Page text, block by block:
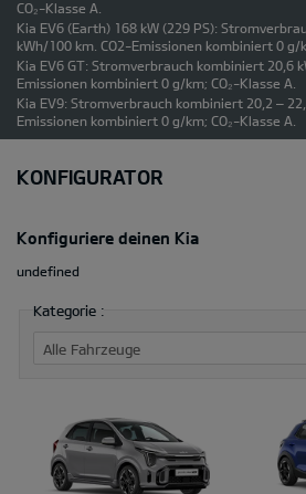
CO₂-Klasse A.
Kia EV6 (Earth) 168 kW (229 PS):
kWh/100 km. CO2-Emissionen kombiniert 0 g/
Kia EV6 GT: Stromverbrauch kombiniert 20,6
Emissionen kombiniert 0 g/km; CO₂-Klasse A.
Kia EV9: Stromverbrauch kombiniert 20,2 –
Emissionen kombiniert 0 g/km; CO₂-Klasse A.
KONFIGURATOR
Konfiguriere deinen Kia
undefined
Kategorie :
Alle Fahrzeuge